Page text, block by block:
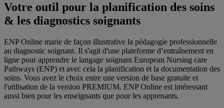
Votre outil pour la planification des soins
& les diagnostics soignants
ENP Online marie de façon illustrative la pédagogie professionnelle
au diagnostic soignant. Il s'agit d'une plateforme d’entraînement en
ligne pour apprendre le langage soignant European Nursing care
Pathways (ENP) et avec cela la planification et la documentation des
soins. Vous avez le choix entre une version de base gratuite et
l'utilisation de la version PREMIUM. ENP Online est intéressant
aussi bien pour les enseignants que pour les apprenants.